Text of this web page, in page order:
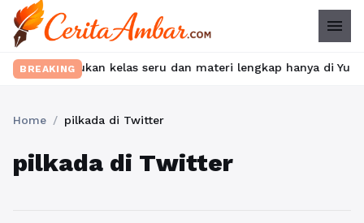
menu
BREAKING
Temukan kelas seru dan materi lengkap hanya di
Home / pilkada di Twitter
pilkada di Twitter